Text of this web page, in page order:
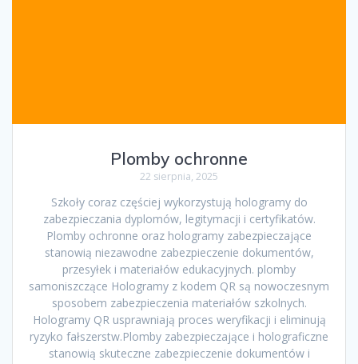
Plomby ochronne
22 sierpnia, 2025
Szkoły coraz częściej wykorzystują hologramy do
zabezpieczania dyplomów, legitymacji i certyfikatów.
Plomby ochronne oraz hologramy zabezpieczające
stanowią niezawodne zabezpieczenie dokumentów,
przesyłek i materiałów edukacyjnych. plomby
samoniszczące Hologramy z kodem QR są nowoczesnym
sposobem zabezpieczenia materiałów szkolnych.
Hologramy QR usprawniają proces weryfikacji i eliminują
ryzyko fałszerstw.Plomby zabezpieczające i holograficzne
stanowią skuteczne zabezpieczenie dokumentów i